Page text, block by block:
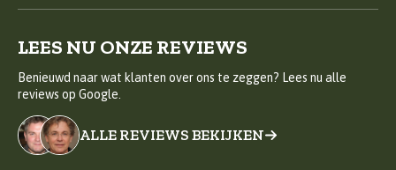
LEES NU ONZE REVIEWS
Benieuwd naar wat klanten over ons te zeggen? Lees nu alle
reviews op Google.
ALLE REVIEWS BEKIJKEN